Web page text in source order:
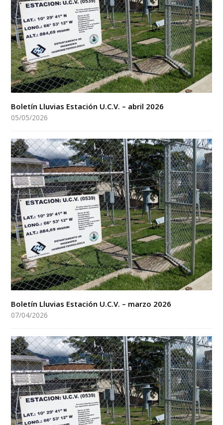
Boletín Lluvias Estación U.C.V. – abril 2026
05/05/2026
Boletín Lluvias Estación U.C.V. – marzo 2026
07/04/2026